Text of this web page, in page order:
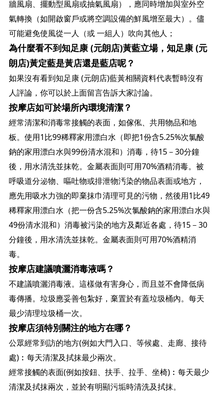
牆風扇、擺動型風扇或抽氣風扇），應同時增加與室外空
氣轉換（如開啟窗戶或將空調設備的鮮風增至最大）。儘
可能避免使風從一人（或 一組人）吹向其他人；
為什麼看不到知足康 (元朗店)黃藍立場，知足康 (元
朗店)黃定藍是黃店還是藍店呢？
如果沒有看到知足康 (元朗店)藍黃相關資料代表暫時沒有
人評論，你可以於上面留言告訴大家討論。
按摩店如可於場所內環境清潔？
經常清潔和消毒常接觸的表面，如傢俬、共用物品和地
板。使用1比99稀釋家用漂白水（即把1份含5.25%次氯酸
鈉的家用漂白水與99份清水混和）消毒，待15－30分鐘
後，用水清洗並抹乾。金屬表面則可用70%酒精消毒。被
呼吸道分泌物、嘔吐物或排泄物汚染的物品表面或地方，
應先用吸水力強的即棄抹巾清理可見的污物，然後用1比49
稀釋家用漂白水（把一份含5.25%次氯酸鈉的家用漂白水與
49份清水混和）消毒被污染的地方及鄰近各處，待15－30
分鐘後，用水清洗並抹乾。金屬表面則可用70%酒精消
毒。
按摩店建議噴灑消毒液嗎？
不建議噴灑消毒液。這樣做有害身心，而且並不會降低病
毒傳播。垃圾應妥善包紮好，棄置於有蓋垃圾桶內。每天
最少清理垃圾桶一次。
按摩店須特別關注的地方在哪？
公眾經常到訪的地方(例如大門入口、等候處、走廊、接待
處)︰每天清潔及拭抹最少兩次。
經常接觸的表面(例如按鈕、扶手、拉手、坐椅)︰每天最少
清潔及拭抹兩次，並於有明顯污垢時清洗及拭抹。